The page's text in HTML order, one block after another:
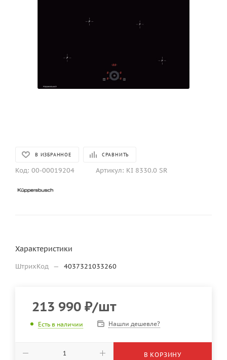
В ИЗБРАННОЕ СРАВНИТЬ
Код: 00-00019204 Артикул: KI 8330.0 SR
Характеристики
ШтрихКод — 4037321033260
213 990 ₽/шт
Есть в наличии Нашли дешевле?
В КОРЗИНУ